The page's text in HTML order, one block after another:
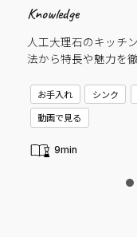
Knowledge
人工大理石のキッチ
法から特長や魅力を
お手入れ シンク
動画で見る
9min